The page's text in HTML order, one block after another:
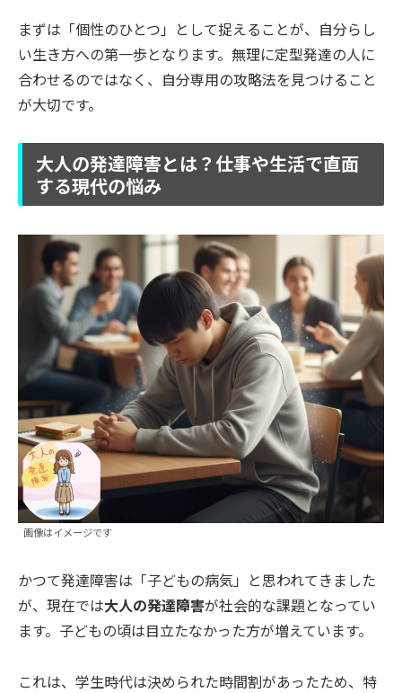
まずは「個性のひとつ」として捉えることが、自分らし
い生き方への第一歩となります。無理に定型発達の人に
合わせるのではなく、自分専用の攻略法を見つけること
が大切です。
大人の発達障害とは？仕事や生活で直面
する現代の悩み
画像はイメージです
かつて発達障害は「子どもの病気」と思われてきました
が、現在では大人の発達障害が社会的な課題となってい
ます。子どもの頃は目立たなかった方が増えています。
これは、学生時代は決められた時間割があったため、特